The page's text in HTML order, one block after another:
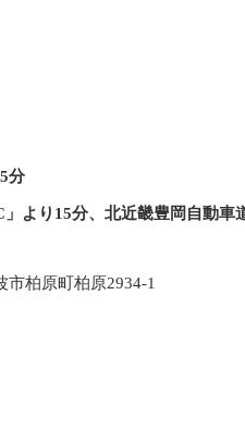
分
より15分、北近畿豊岡自動車
市柏原町柏原2934-1